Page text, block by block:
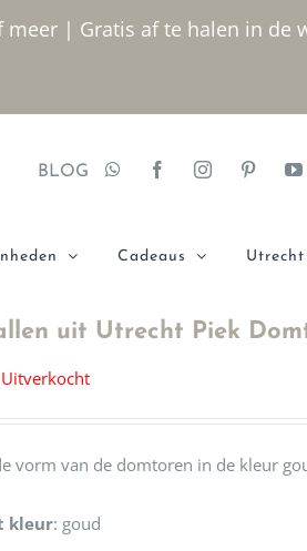
| Gratis af te halen in
BLOG
Cadeaus Utrecht
uit Utrecht Piek
Uitverkocht
vorm van de domtoren in de kleur
kleur: goud